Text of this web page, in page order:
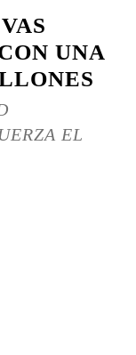
UNA
EL